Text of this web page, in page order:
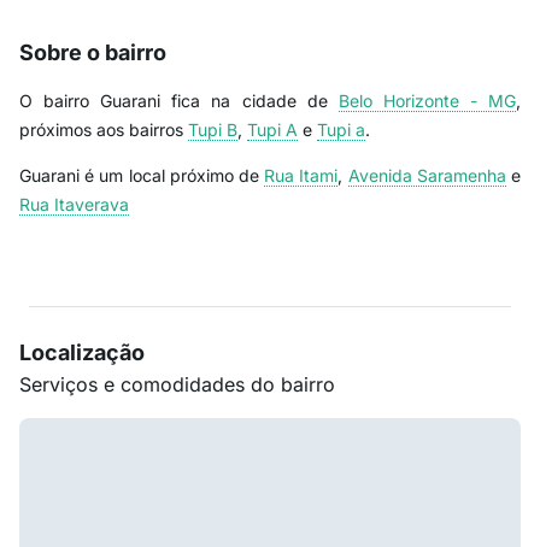
Sobre o bairro
O bairro Guarani fica na cidade de Belo Horizonte - MG,
próximos aos bairros Tupi B, Tupi A e Tupi a.
Guarani é um local próximo de Rua Itami, Avenida Saramenha e
Rua Itaverava
Localização
Serviços e comodidades do bairro